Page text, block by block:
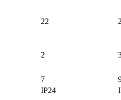
22
2
7
IP24